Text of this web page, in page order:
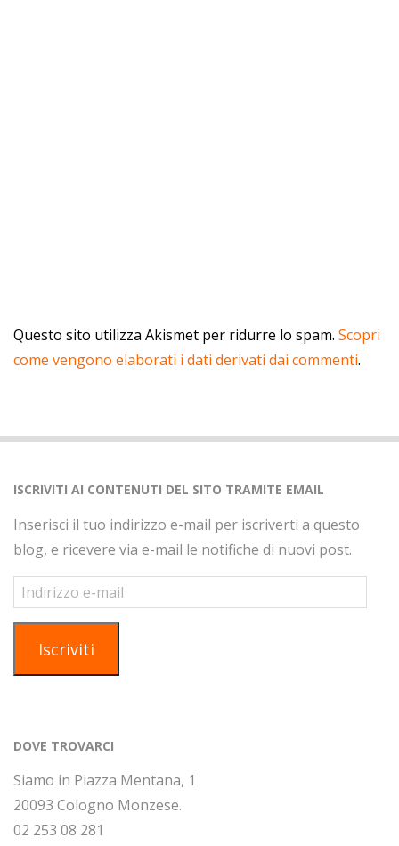
Questo sito utilizza Akismet per ridurre lo spam. Scopri
come vengono elaborati i dati derivati dai commenti.
ISCRIVITI AI CONTENUTI DEL SITO TRAMITE EMAIL
Inserisci il tuo indirizzo e-mail per iscriverti a questo
blog, e ricevere via e-mail le notifiche di nuovi post.
Indirizzo
e-
mail
Iscriviti
DOVE TROVARCI
Siamo in Piazza Mentana, 1
20093 Cologno Monzese.
02 253 08 281